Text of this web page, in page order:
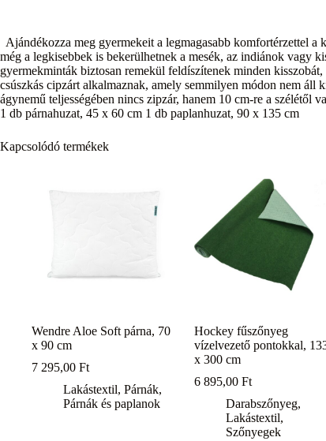
Ajándékozza meg gyermekeit a legmagasabb komfortérzettel
még a legkisebbek is bekerülhetnek a mesék, az indiánok vagy
gyermekminták biztosan remekül feldíszítenek minden
csúszkás cipzárt alkalmaznak, amely semmilyen módon nem
ágynemű teljességében nincs zipzár, hanem 10 cm-re a
1 db párnahuzat, 45 x 60 cm 1 db paplanhuzat, 90 x 135 cm
Kapcsolódó termékek
Wendre Aloe Soft párna, 70
x 90 cm
7 295,00 Ft
Lakástextil, Párnák,
Párnák és paplanok
Hockey fűszőnyeg
vízelvezető pontokkal,
x 300 cm
6 895,00Ft
Darabszőnyeg,
Lakástextil,
Szőnyegek